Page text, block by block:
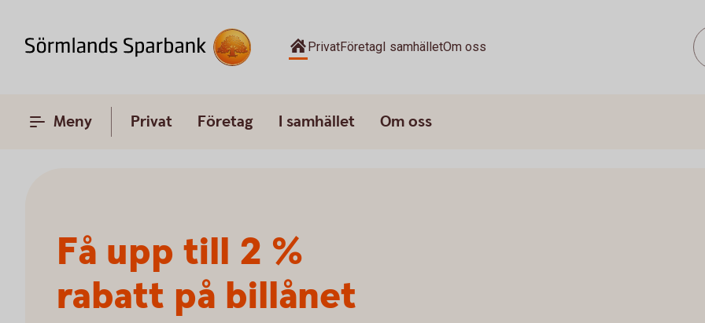
PrivatFöretagI samhälletOm oss
Meny Privat Företag I samhället Om oss
Få upp till 2 %
rabatt på billånet